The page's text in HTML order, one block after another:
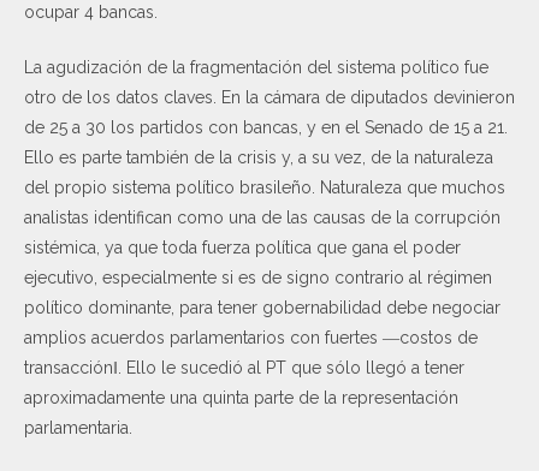
ocupar 4 bancas.
La agudización de la fragmentación del sistema político fue
otro de los datos claves. En la cámara de diputados devinieron
de 25 a 30 los partidos con bancas, y en el Senado de 15 a 21.
Ello es parte también de la crisis y, a su vez, de la naturaleza
del propio sistema político brasileño. Naturaleza que muchos
analistas identifican como una de las causas de la corrupción
sistémica, ya que toda fuerza política que gana el poder
ejecutivo, especialmente si es de signo contrario al régimen
político dominante, para tener gobernabilidad debe negociar
amplios acuerdos parlamentarios con fuertes ―costos de
transacción‖. Ello le sucedió al PT que sólo llegó a tener
aproximadamente una quinta parte de la representación
parlamentaria.